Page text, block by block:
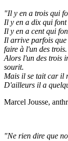
"Il y en a trois qui
Il y en a dix qui font
Il y en a cent qui
Il arrive parfois que
faire à l'un des trois.
Alors l'un des trois
sourit.
Mais il se tait car il
D'ailleurs il a
Marcel Jousse,
"Ne rien dire que